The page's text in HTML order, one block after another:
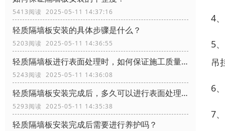
5413阅读 2025-05-11 14:37:16
轻质隔墙板安装的具体步骤是什么？
5203阅读 2025-05-11 14:36:55
轻质隔墙板进行表面处理时，如何保证施工质量？
5243阅读 2025-05-11 14:36:08
轻质隔墙板安装完成后，多久可以进行表面处理？
5293阅读 2025-05-11 14:35:38
轻质隔墙板安装完成后需要进行养护吗？
4
5
吊
6
7